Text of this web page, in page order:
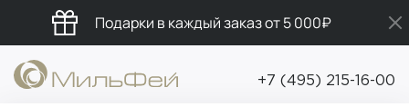
Подарки в каждый заказ от 5 000₽
Бесплатная доставка от 5 000₽
+7 (495) 215-16-00